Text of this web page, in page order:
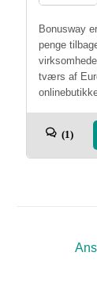
Bonusway
penge
tværs af
(1)